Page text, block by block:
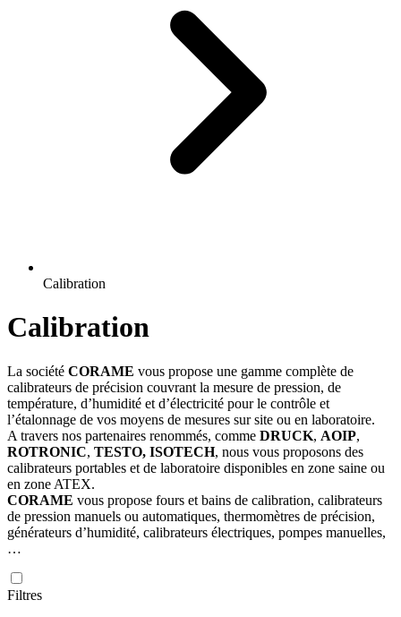
Calibration
Calibration
La société CORAME vous propose une gamme complète de
calibrateurs de précision couvrant la mesure de pression, de
température, d’humidité et d’électricité pour le contrôle et
l’étalonnage de vos moyens de mesures sur site ou en laboratoire.
A travers nos partenaires renommés, comme DRUCK, AOIP,
ROTRONIC, TESTO, ISOTECH, nous vous proposons des
calibrateurs portables et de laboratoire disponibles en zone saine ou
en zone ATEX.
CORAME vous propose fours et bains de calibration, calibrateurs
de pression manuels ou automatiques, thermomètres de précision,
générateurs d’humidité, calibrateurs électriques, pompes manuelles,
…
Filtres